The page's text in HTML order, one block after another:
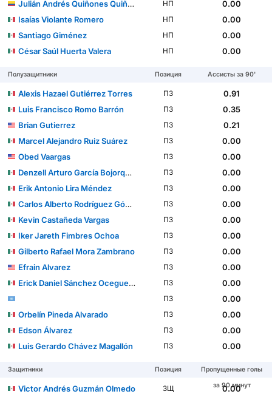
Julián Andrés Quiñones Quiñones
НП
0.00
Isaías Violante Romero
НП
0.00
Santiago Giménez
НП
0.00
César Saúl Huerta Valera
НП 0.00
Полузащитники Позиция Ассисты за 90'
Alexis Hazael Gutiérrez Torres ПЗ
0.91
Luis Francisco Romo Barrón
ПЗ
0.35
Brian Gutierrez
ПЗ
0.21
Marcel Alejandro Ruiz Suárez
ПЗ
0.00
Obed Vaargas
ПЗ
0.00
Denzell Arturo García Bojorquez
ПЗ
0.00
Erik Antonio Lira Méndez
ПЗ
0.00
Carlos Alberto Rodríguez Gómez
ПЗ
0.00
Kevin Castañeda Vargas
ПЗ
0.00
Iker Jareth Fimbres Ochoa
ПЗ
0.00
Gilberto Rafael Mora Zambrano
ПЗ
0.00
Efrain Alvarez
ПЗ
0.00
Erick Daniel Sánchez Ocegueda
ПЗ 0.00
ПЗ
0.00
Orbelín Pineda Alvarado
ПЗ
0.00
Edson Álvarez
ПЗ
0.00
Luis Gerardo Chávez Magallón
ПЗ 0.00
Защитники Позиция
Пропущенные голы
за 90 минут
Victor Andrés Guzmán Olmedo ЗЩ
0.00